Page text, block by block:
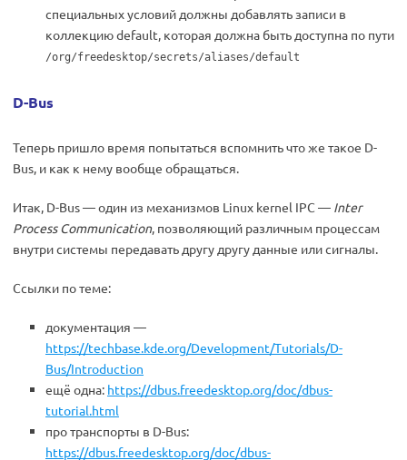
специальных условий должны добавлять записи в
коллекцию default, которая должна быть доступна по пути
/org/freedesktop/secrets/aliases/default
D-Bus
Теперь пришло время попытаться вспомнить что же такое D-
Bus, и как к нему вообще обращаться.
Итак, D-Bus — один из механизмов Linux kernel IPC — Inter
Process Communication, позволяющий различным процессам
внутри системы передавать другу другу данные или сигналы.
Ссылки по теме:
документация —
https://techbase.kde.org/Development/Tutorials/D-
Bus/Introduction
ещё одна: https://dbus.freedesktop.org/doc/dbus-
tutorial.html
про транспорты в D-Bus:
https://dbus.freedesktop.org/doc/dbus-